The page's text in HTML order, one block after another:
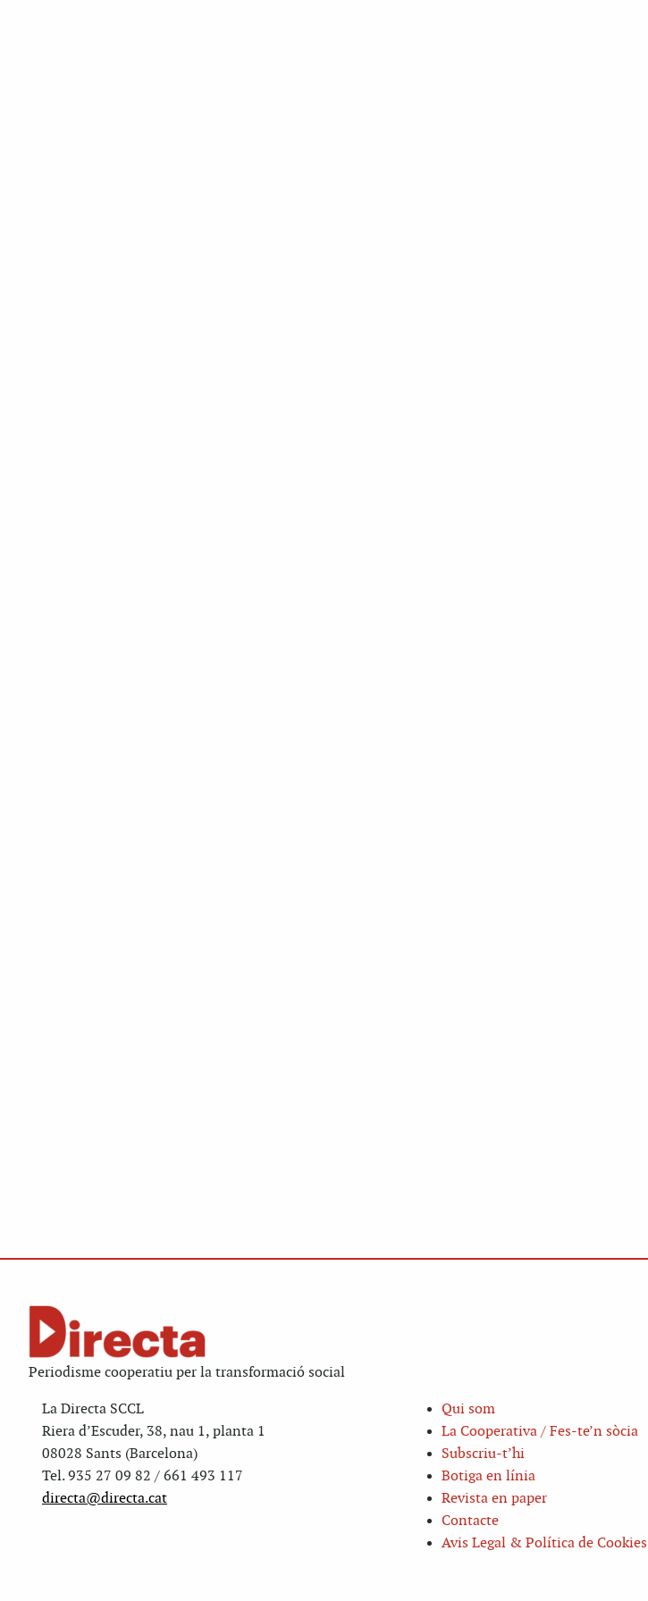
Periodisme cooperatiu per la transformació social
La Directa SCCL
Riera d’Escuder, 38, nau 1, planta 1
08028 Sants (Barcelona)
Tel. 935 27 09 82 / 661 493 117
directa@directa.cat
Qui som
La Cooperativa / Fes-te’n sòcia
Subscriu-t’hi
Botiga en línia
Revista en paper
Contacte
Avis Legal & Política de Cookies